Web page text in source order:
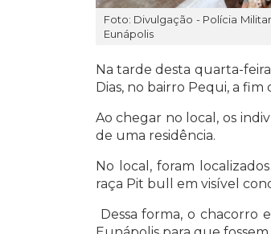
Foto: Divulgação - Polícia
Eunápolis
Na tarde desta quarta-
Dias, no bairro Pequi, a
Ao chegar no local, os
de uma residência.
No local, foram
raça Pit bull em visível
Dessa forma, o chacorro